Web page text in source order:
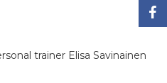
trainer Elisa Savinainen